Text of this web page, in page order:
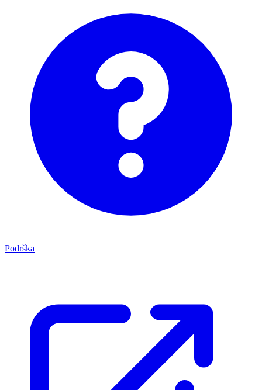
Podrška